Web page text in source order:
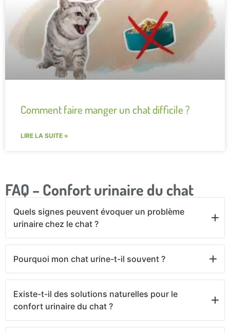
Comment faire manger un chat difficile ?
LIRE LA SUITE »
FAQ – Confort urinaire du chat
Quels signes peuvent évoquer un problème
urinaire chez le chat ?
uriner ou des changements de comportement
peuvent parfois évoquer une gêne urinaire.
Pourquoi mon chat urine-t-il souvent ?
inconfort nécessitant une attention particulière.
Existe-t-il des solutions naturelles pour le
confort urinaire du chat ?